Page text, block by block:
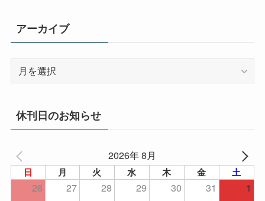
アーカイブ
イ
ブ
休刊日のお知らせ
2026年 8月
日 月 火 水 木 金 土
26 27 28 29 30 31
1